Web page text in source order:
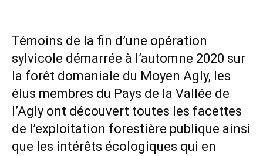
Témoins de la fin d’une opération
sylvicole démarrée à l’automne 2020 sur
la forêt domaniale du Moyen Agly, les
élus membres du Pays de la Vallée de
l’Agly ont découvert toutes les facettes
de l’exploitation forestière publique ainsi
que les intérêts écologiques qui en